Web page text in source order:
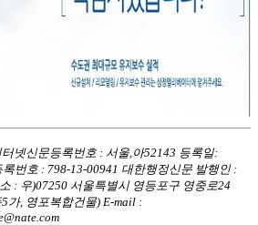
터넷신문등록번호 : 서울,아52143 등록일:
번호 : 798-13-00941 대한행정신문 발행인 :
: 우)07250 서울특별시 영등포구 영중로24
가, 영포복합건물) E-mail :